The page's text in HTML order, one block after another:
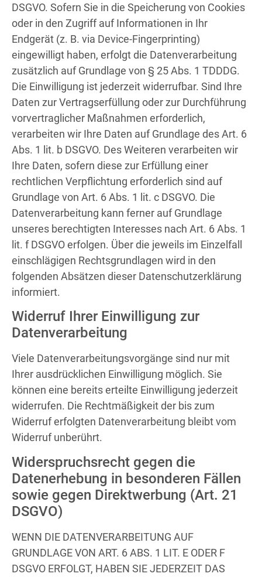
DSGVO. Sofern Sie in die Speicherung von Cookies
oder in den Zugriff auf Informationen in Ihr
Endgerät (z. B. via Device-Fingerprinting)
eingewilligt haben, erfolgt die Datenverarbeitung
zusätzlich auf Grundlage von § 25 Abs. 1 TDDDG.
Die Einwilligung ist jederzeit widerrufbar. Sind Ihre
Daten zur Vertragserfüllung oder zur Durchführung
vorvertraglicher Maßnahmen erforderlich,
verarbeiten wir Ihre Daten auf Grundlage des Art. 6
Abs. 1 lit. b DSGVO. Des Weiteren verarbeiten wir
Ihre Daten, sofern diese zur Erfüllung einer
rechtlichen Verpflichtung erforderlich sind auf
Grundlage von Art. 6 Abs. 1 lit. c DSGVO. Die
Datenverarbeitung kann ferner auf Grundlage
unseres berechtigten Interesses nach Art. 6 Abs. 1
lit. f DSGVO erfolgen. Über die jeweils im Einzelfall
einschlägigen Rechtsgrundlagen wird in den
folgenden Absätzen dieser Datenschutzerklärung
informiert.
Widerruf Ihrer Einwilligung zur
Datenverarbeitung
Viele Datenverarbeitungsvorgänge sind nur mit
Ihrer ausdrücklichen Einwilligung möglich. Sie
können eine bereits erteilte Einwilligung jederzeit
widerrufen. Die Rechtmäßigkeit der bis zum
Widerruf erfolgten Datenverarbeitung bleibt vom
Widerruf unberührt.
Widerspruchsrecht gegen die
Datenerhebung in besonderen Fällen
sowie gegen Direktwerbung (Art. 21
DSGVO)
WENN DIE DATENVERARBEITUNG AUF
GRUNDLAGE VON ART. 6 ABS. 1 LIT. E ODER F
DSGVO ERFOLGT, HABEN SIE JEDERZEIT DAS